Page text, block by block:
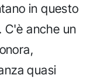
in questo
C'è anche un
quasi